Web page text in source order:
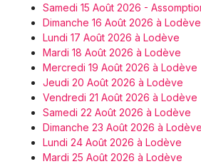
Samedi 15 Août 2026 -
Dimanche 16 Août 2026 à Lodève
Lundi 17 Août 2026 à Lodève
Mardi 18 Août 2026 à Lodève
Mercredi 19 Août 2026 à Lodève
Jeudi 20 Août 2026 à Lodève
Vendredi 21 Août 2026 à Lodève
Samedi 22 Août 2026 à Lodève
Dimanche 23 Août 2026 à Lodève
Lundi 24 Août 2026 à Lodève
Mardi 25 Août 2026 à Lodève